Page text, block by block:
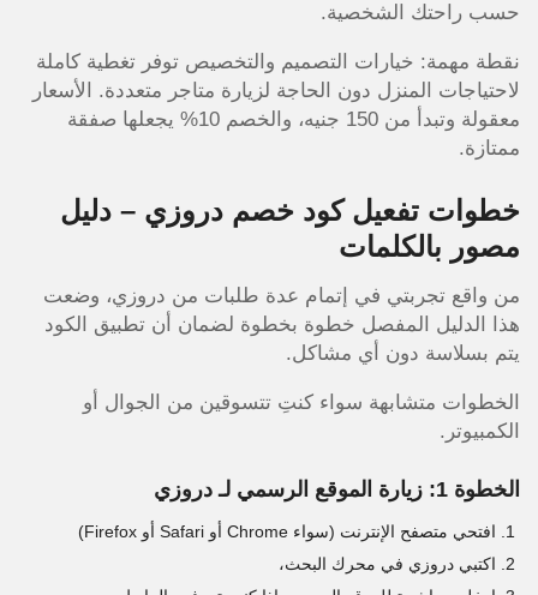
حسب راحتك الشخصية.
نقطة مهمة: خيارات التصميم والتخصيص توفر تغطية كاملة
لاحتياجات المنزل دون الحاجة لزيارة متاجر متعددة. الأسعار
معقولة وتبدأ من 150 جنيه، والخصم 10% يجعلها صفقة
ممتازة.
خطوات تفعيل كود خصم دروزي – دليل
مصور بالكلمات
من واقع تجربتي في إتمام عدة طلبات من دروزي، وضعت
هذا الدليل المفصل خطوة بخطوة لضمان أن تطبيق الكود
يتم بسلاسة دون أي مشاكل.
الخطوات متشابهة سواء كنتِ تتسوقين من الجوال أو
الكمبيوتر.
الخطوة 1: زيارة الموقع الرسمي لـ دروزي
افتحي متصفح الإنترنت (سواء Chrome أو Safari أو Firefox)
اكتبي دروزي في محرك البحث،